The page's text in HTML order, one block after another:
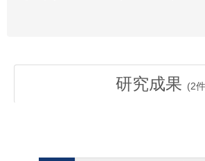
研究成果 (2